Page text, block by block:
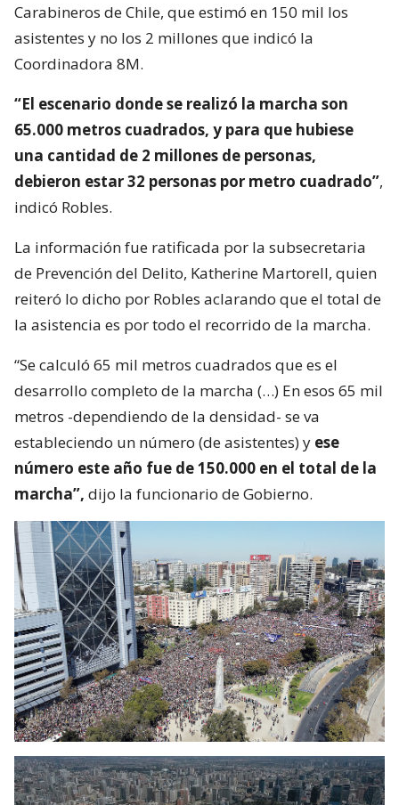
Carabineros de Chile, que estimó en 150 mil los
asistentes y no los 2 millones que indicó la
Coordinadora 8M.
“El escenario donde se realizó la marcha son
65.000 metros cuadrados, y para que hubiese
una cantidad de 2 millones de personas,
debieron estar 32 personas por metro cuadrado”,
indicó Robles.
La información fue ratificada por la subsecretaria
de Prevención del Delito, Katherine Martorell, quien
reiteró lo dicho por Robles aclarando que el total de
la asistencia es por todo el recorrido de la marcha.
“Se calculó 65 mil metros cuadrados que es el
desarrollo completo de la marcha (…) En esos 65 mil
metros -dependiendo de la densidad- se va
estableciendo un número (de asistentes) y ese
número este año fue de 150.000 en el total de la
marcha”, dijo la funcionario de Gobierno.